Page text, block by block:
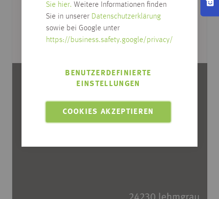
Sie hier. Weitere Informationen finden
Sie in unserer Datenschutzerklärung
sowie bei Google unter
https://business.safety.google/privacy/
COOKIES AKZEPTIEREN
BENUTZERDEFINIERTE
EINSTELLUNGEN